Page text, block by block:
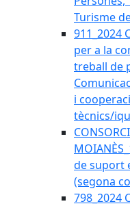
Turisme
911_2024
per a la
treball de
i
tècnics/
CONSORCI
de suport
(segona
798_2024